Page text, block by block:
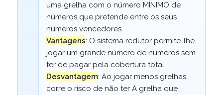
uma grelha com o número MÍNIMO de
números que pretende entre os seus
números vencedores.
Vantagens: O sistema redutor permite-lhe
jogar um grande número de números sem
ter de pagar pela cobertura total.
Desvantagem: Ao jogar menos grelhas,
corre o risco de não ter A grelha que